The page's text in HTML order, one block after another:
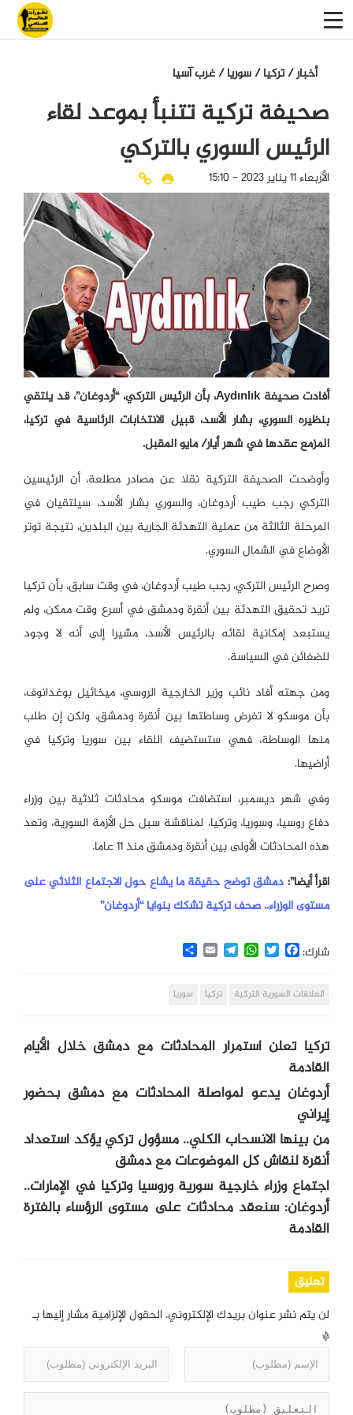
أخبار/تركيا/سوريا/غرب آسيا
صحيفة تركية تتنبأ بموعد لقاء
الرئيس السوري بالتركي
الأربعاء 11 يناير 2023 - 15:10
أفادت صحيفة Aydınlık، بأن الرئيس التركي، “أردوغان”، قد يلتقي
بنظيره السوري، بشار الأسد، قبيل الانتخابات الرئاسية في تركيا،
المزمع عقدها في شهر أيار/ مايو المقبل.
وأوضحت الصحيفة التركية نقلا عن مصادر مطلعة، أن الرئيسين
التركي رجب طيب أردوغان، والسوري بشار الأسد، سيلتقيان في
المرحلة الثالثة من عملية التهدئة الجارية بين البلدين، نتيجة توتر
الأوضاع في الشمال السوري.
وصرح الرئيس التركي، رجب طيب أردوغان، في وقت سابق، بأن تركيا
تريد تحقيق التهدئة بين أنقرة ودمشق في أسرع وقت ممكن، ولم
يستبعد إمكانية لقائه بالرئيس الأسد، مشيرا إلى أنه لا وجود
للضغائن في السياسة.
ومن جهته أفاد نائب وزير الخارجية الروسي، ميخائيل بوغدانوف،
بأن موسكو لا تفرض وساطتها بين أنقرة ودمشق، ولكن إن طلب
منها الوساطة، فهي ستستضيف اللقاء بين سوريا وتركيا في
أراضيها.
وفي شهر ديسمبر، استضافت موسكو محادثات ثلاثية بين وزراء
دفاع روسيا، وسوريا، وتركيا، لمناقشة سبل حل الأزمة السورية، وتعد
هذه المحادثات الأولى بين أنقرة ودمشق منذ 11 عاما.
اقرأ أيضا”: دمشق توضح حقيقة ما يشاع حول الاجتماع الثلاثي على
مستوى الوزراء.. صحف تركية تشكك بنوايا “أردوغان”
شارك: Facebook
Twitter
WhatsApp
Telegram
Email
Share
العلاقات السورية التركية تركيا سوريا
تركيا تعلن استمرار المحادثات مع دمشق خلال الأيام
القادمة
أردوغان يدعو لمواصلة المحادثات مع دمشق بحضور
إيراني
من بينها الانسحاب الكلي.. مسؤول تركي يؤكد استعداد
أنقرة لنقاش كل الموضوعات مع دمشق
اجتماع وزراء خارجية سورية وروسيا وتركيا في الإمارات..
أردوغان: سنعقد محادثات على مستوى الرؤساء بالفترة
القادمة
تعليق
لن يتم نشر عنوان بريدك الإلكتروني. الحقول الإلزامية مشار إليها بـ
*